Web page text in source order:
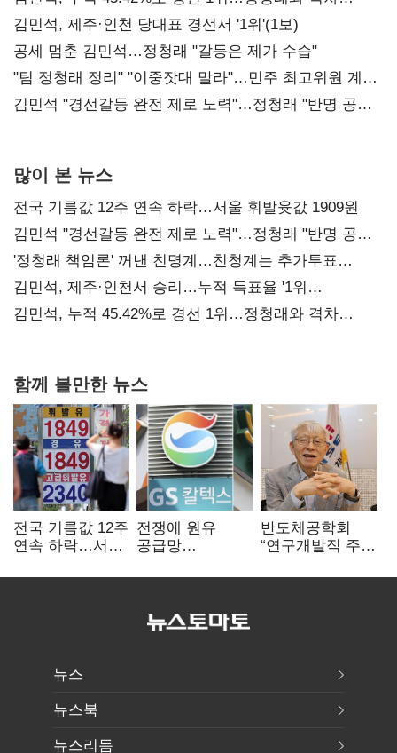
0.86%p(2보)
김민석, 제주·인천 당대표 경선서 '1위'(1보)
공세 멈춘 김민석…정청래 "갈등은 제가 수습"
"팀 정청래 정리" "이중잣대 말라"…민주 최고위원 계파
다툼 격화
김민석 "경선갈등 완전 제로 노력"…정청래 "반명 공세
많이 본 뉴스
전국 기름값 12주 연속 하락…서울 휘발윳값 1909원
김민석 "경선갈등 완전 제로 노력"…정청래 "반명 공세
사과부터"
'정청래 책임론' 꺼낸 친명계…친청계는 추가투표
때리기
김민석, 제주·인천서 승리…누적 득표율 '1위
탈환'(종합)
김민석, 누적 45.42%로 경선 1위…정청래와 격차
함께 볼만한 뉴스
전국 기름값 12주
연속 하락…서울
전쟁에 원유
공급망
정유, 에너지안보
반도체공학회
“연구개발직 주
개선해야”
뉴스
뉴스북
뉴스리듬